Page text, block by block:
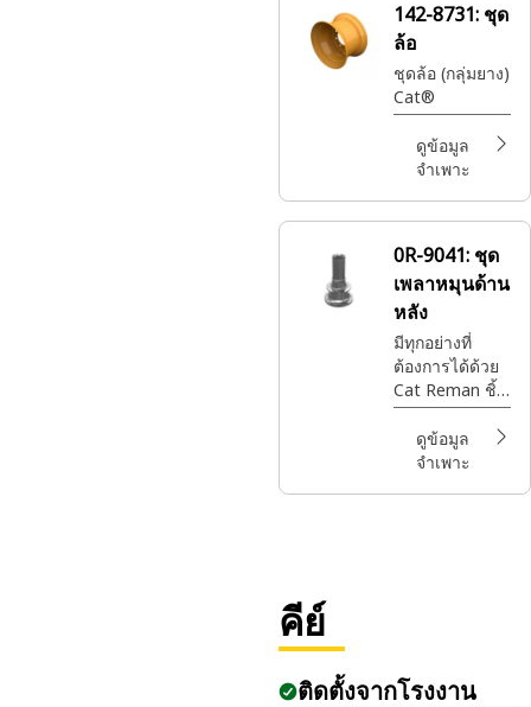
142-8731: ชุด
ล้อ
ชุดล้อ (กลุ่มยาง)
Cat®
ดูข้อมูล
จำเพาะ
0R-9041: ชุด
เพลาหมุนด้าน
หลัง
มีทุกอย่างที่
ต้องการได้ด้วย
Cat Reman ชิ้น
ส่วน Cat®ที่ดี
ที่สุดพร้อมการ
รับประกันเต็ม
ดูข้อมูล
จำเพาะ
คีย์
ติดตั้งจากโรงงาน